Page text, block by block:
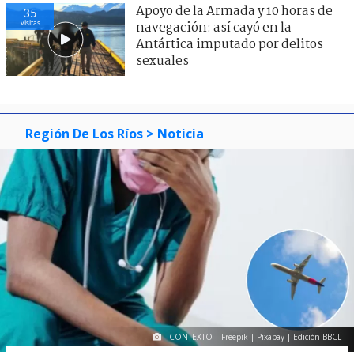
35
visitas
Apoyo de la Armada y 10 horas de
navegación: así cayó en la
Antártica imputado por delitos
sexuales
Región De Los Ríos > Noticia
CONTEXTO | Freepik | Pixabay | Edición BBCL